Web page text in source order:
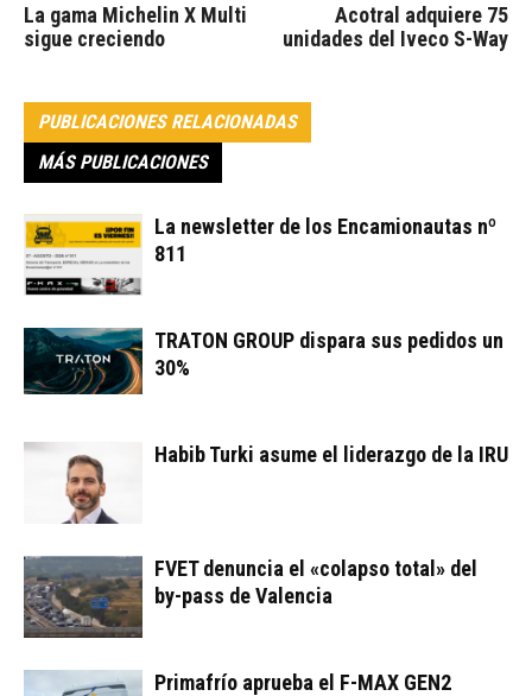
La gama Michelin X Multi
sigue creciendo
Acotral adquiere 75
unidades del Iveco S-Way
PUBLICACIONES RELACIONADAS
MÁS PUBLICACIONES
La newsletter de los Encamionautas nº
811
TRATON GROUP dispara sus pedidos un
30%
Habib Turki asume el liderazgo de la IRU
FVET denuncia el «colapso total» del
by-pass de Valencia
Primafrío aprueba el F-MAX GEN2